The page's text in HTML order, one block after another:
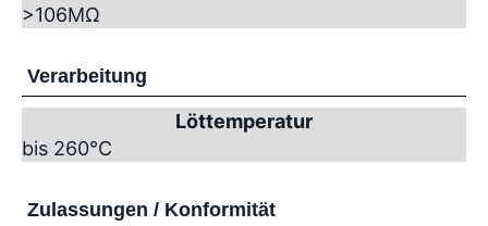
>106MΩ
Verarbeitung
Löttemperatur
bis 260°C
Zulassungen / Konformität